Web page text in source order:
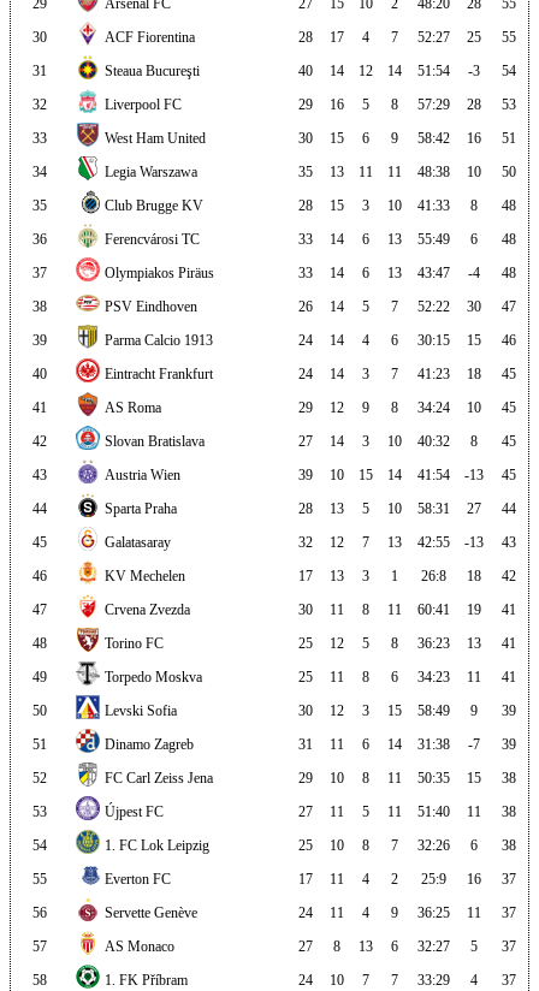
30
ACF Fiorentina 28 17 4 7 52:27 25
55
31
Steaua Bucureşti 40 14 12 14 51:54 -3
54
32
Liverpool FC 29 16 5 8 57:29 28
53
33
West Ham United 30 15 6 9 58:42 16
51
34
Legia Warszawa 35 13 11 11 48:38 10
50
35
Club Brugge KV 28 15 3 10 41:33 8
48
36
Ferencvárosi TC 33 14 6 13 55:49 6
48
37
Olympiakos Piräus 33 14 6 13 43:47 -4
48
38
PSV Eindhoven 26 14 5 7 52:22 30
47
39
Parma Calcio 1913 24 14 4 6 30:15 15
46
40
Eintracht Frankfurt 24 14 3 7 41:23 18
45
41
AS Roma 29 12 9 8 34:24 10
45
42
Slovan Bratislava 27 14 3 10 40:32 8
45
43
Austria Wien 39 10 15 14 41:54 -13
45
44
Sparta Praha 28 13 5 10 58:31 27
44
45
Galatasaray 32 12 7 13 42:55 -13
43
46
KV Mechelen 17 13 3 1 26:8 18
42
47
Crvena Zvezda 30 11 8 11 60:41 19
41
48
Torino FC 25 12 5 8 36:23 13
41
49
Torpedo Moskva 25 11 8 6 34:23 11
41
50
Levski Sofia 30 12 3 15 58:49 9
39
51
Dinamo Zagreb 31 11 6 14 31:38 -7
39
52
FC Carl Zeiss Jena 29 10 8 11 50:35 15
38
53
Újpest FC 27 11 5 11 51:40 11
38
54
1. FC Lok Leipzig 25 10 8 7 32:26 6
38
55
Everton FC 17 11 4 2 25:9 16
37
56
Servette Genève 24 11 4 9 36:25 11
37
57
AS Monaco 27 8 13 6 32:27 5
37
58
1. FK Příbram 24 10 7 7 33:29 4
37